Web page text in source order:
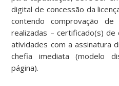
digital de concessão da
contendo comprovação
realizadas – certificado(s)
atividades com a assinatura
chefia imediata (modelo
página).